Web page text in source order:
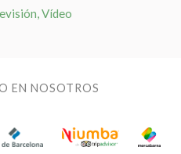
Vídeo
EN NOSOTROS